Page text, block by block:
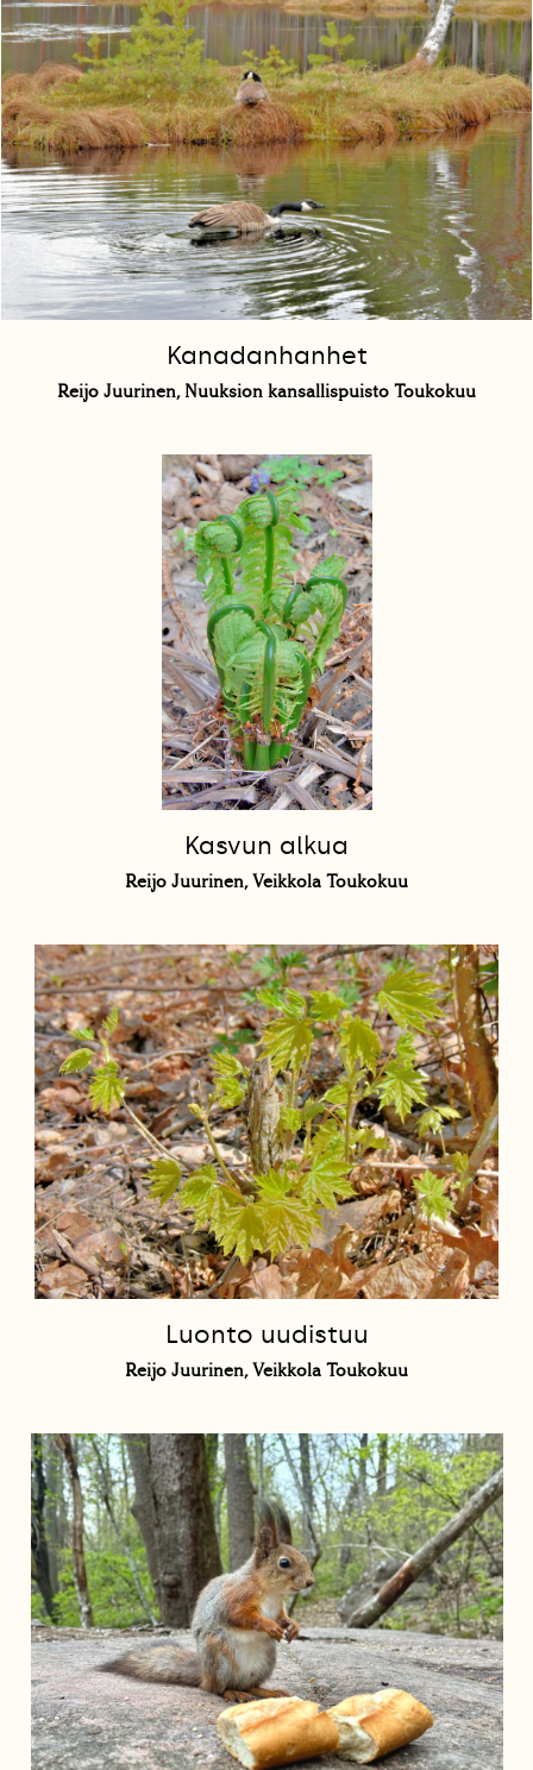
Kanadanhanhet
Reijo Juurinen, Nuuksion kansallispuisto Toukokuu
Kasvun alkua
Reijo Juurinen, Veikkola Toukokuu
Luonto uudistuu
Reijo Juurinen, Veikkola Toukokuu